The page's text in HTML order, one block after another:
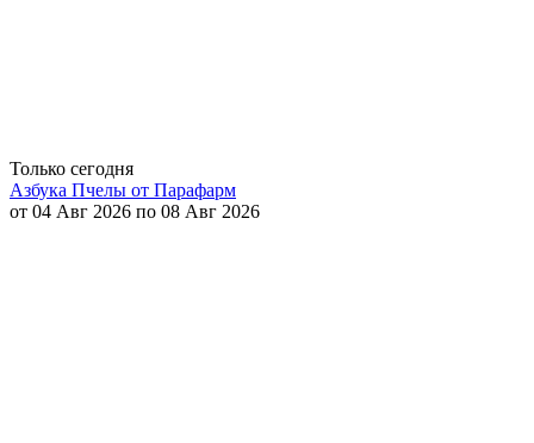
Только сегодня
Азбука Пчелы от Парафарм
от 04 Авг 2026 по 08 Авг 2026